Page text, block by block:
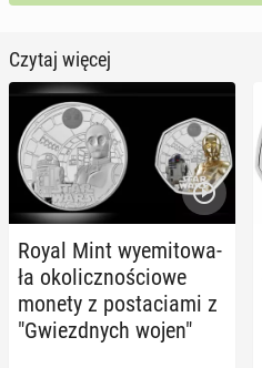
Czytaj więcej
Royal Mint wy­emi­to­wa­
ła oko­licz­no­ścio­we
monety z po­sta­cia­mi z
"Gwiezd­nych wojen"